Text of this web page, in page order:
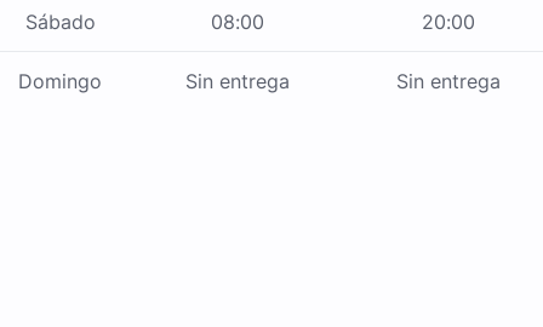
Sábado 08:00 20:00
Domingo Sin entrega Sin entrega